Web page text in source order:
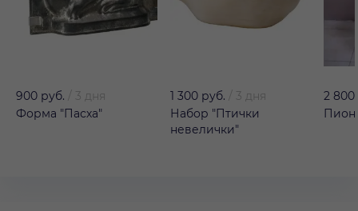
900 руб.
3 дня
Форма "Пасха"
1 300 руб.
3 дня
Набор "Птички
невелички"
2 800
Пион